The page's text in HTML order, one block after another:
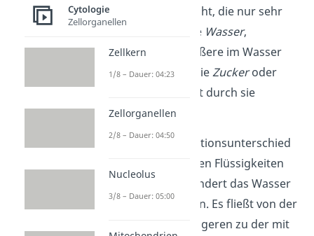
eine spezielle Schicht, die nur sehr
kleine Teilchen, wie Wasser,
hindurchlässt. Größere im Wasser
gelöste Teilchen, wieZuckeroder
, können nicht durch sie
hindurch.
Um den Konzentrationsunterschied
zwischen den beiden Flüssigkeiten
auszugleichen, wandert das Wasser
durch die Membran. Es fließt von der
Seite mit der niedrigeren zu der mit
Cytologie
Zellorganellen
Zellkern
1/8 – Dauer: 04:23
Zellorganellen
2/8 – Dauer: 04:50
Nucleolus
3/8 – Dauer: 05:00